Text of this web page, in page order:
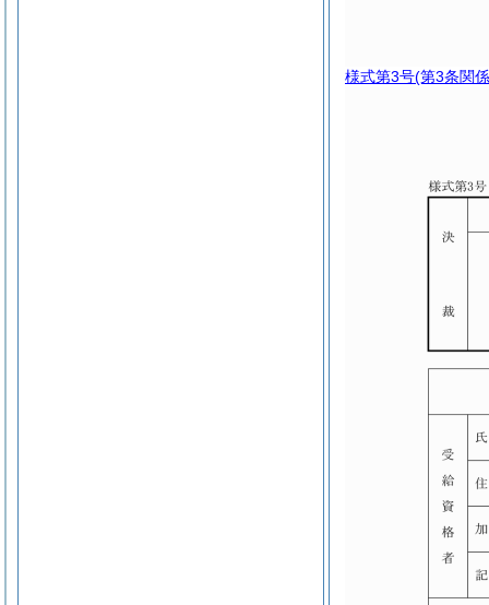
様式第3号(第3条関